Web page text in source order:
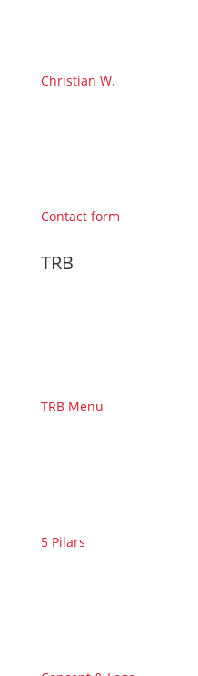
Christian W.
Contact form
TRB
TRB Menu
5 Pilars